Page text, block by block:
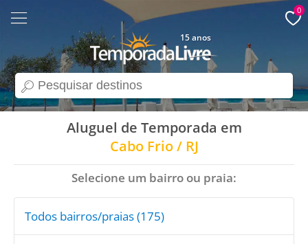
search
15 anos
0
Aluguel de Temporada em
Cabo Frio / RJ
Selecione um bairro ou praia:
Todos bairros/praias (175)